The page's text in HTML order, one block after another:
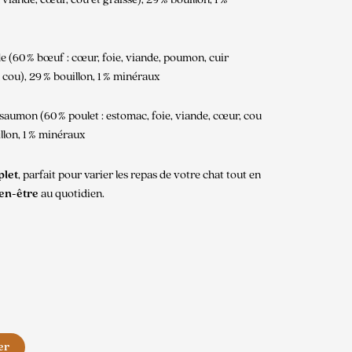
(60 % bœuf : cœur, foie, viande, poumon, cuir
29 % bouillon, 1 % minéraux
(60 % poulet : estomac, foie, viande, cœur, cou
1 % minéraux
, parfait pour varier les repas de votre chat tout en
être au quotidien.